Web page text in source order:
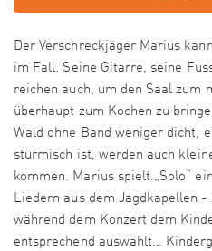
Der Verschreckjäger Marius
im Fall. Seine Gitarre, seine
reichen auch, um den Saal zum
überhaupt zum Kochen zu
Wald ohne Band weniger dicht,
stürmisch ist, werden auch
kommen. Marius spielt „Solo“
Liedern aus dem Jagdkapellen
während dem Konzert dem
entsprechend auswählt…